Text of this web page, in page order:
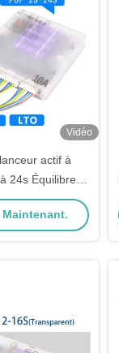
Vidéo
actif à
24s Équilibreur
10a Pour